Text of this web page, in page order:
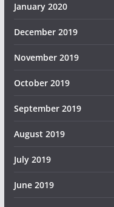
January 2020
December 2019
November 2019
October 2019
September 2019
August 2019
July 2019
June 2019